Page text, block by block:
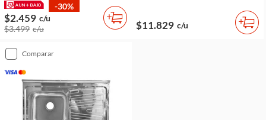
-30%
$2.459 c/u
$3.499 c/u $11.829 c/u
comparar